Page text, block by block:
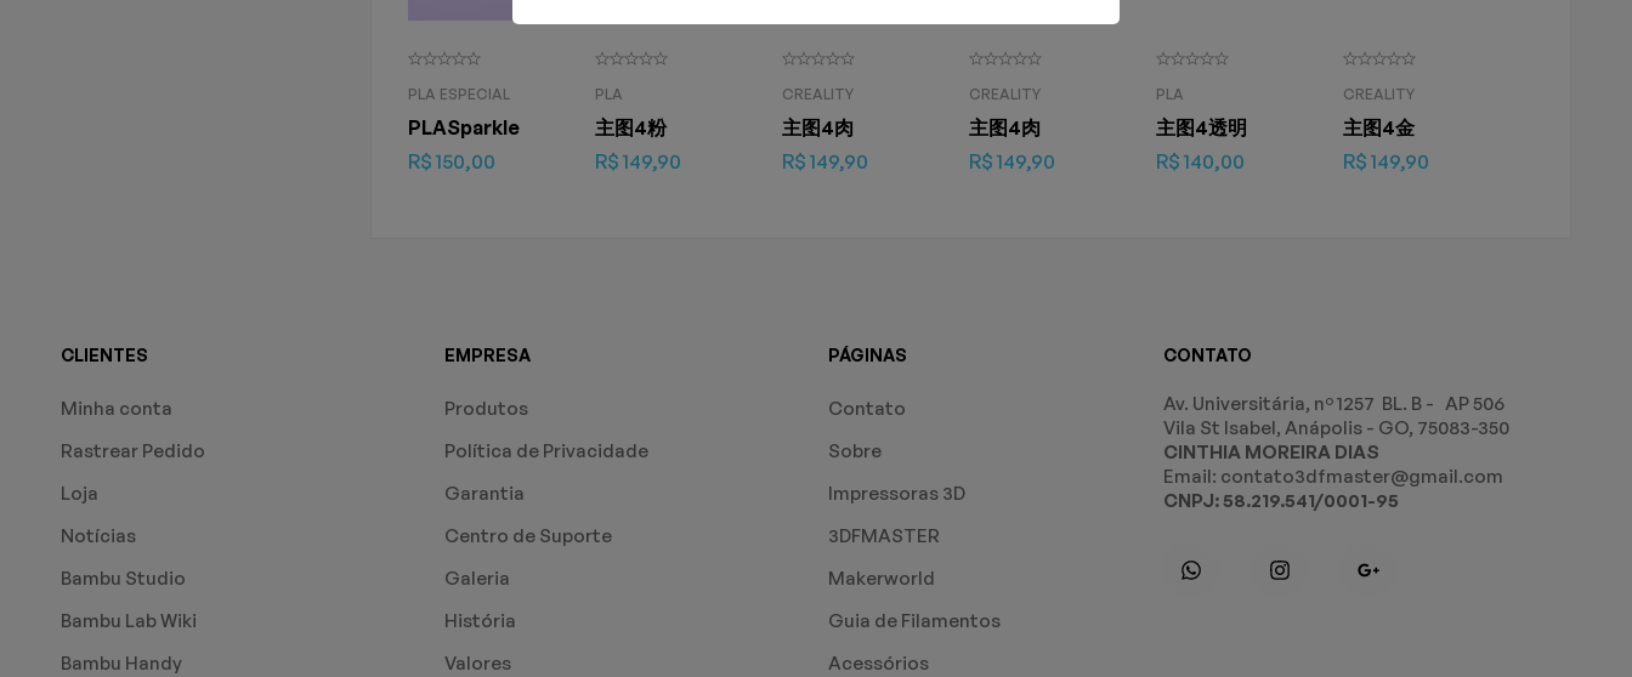
PLA ESPECIAL
PLASparkle
R$ 150,00
PLA
主图4粉
R$ 149,90
CREALITY
主图4肉
R$ 149,90
CREALITY
主图4肉
R$ 149,90
PLA
主图4透明
R$ 140,00
CREALITY
主图4金
R$ 149,90
CLIENTES
Minha conta
Rastrear Pedido
Loja
Notícias
Bambu Studio
Bambu Lab Wiki
Bambu Handy
EMPRESA
Produtos
Política de Privacidade
Garantia
Centro de Suporte
Galeria
História
Valores
PÁGINAS
Contato
Sobre
Impressoras 3D
3DFMASTER
Makerworld
Guia de Filamentos
Acessórios
CONTATO
Av. Universitária, nº 1257 BL. B - AP 506
Vila St Isabel, Anápolis - GO, 75083-350
CINTHIA MOREIRA DIAS
Email: contato3dfmaster@gmail.com
CNPJ: 58.219.541/0001-95